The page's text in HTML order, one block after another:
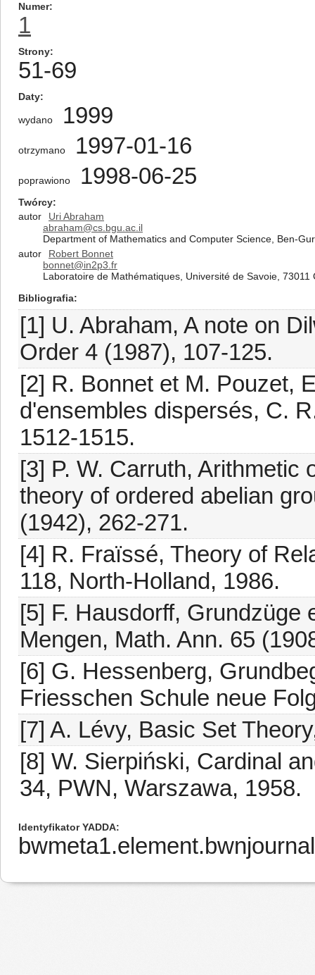
Numer
1
Strony
51-69
Daty
wydano 1999
otrzymano 1997-01-16
poprawiono 1998-06-25
Twórcy
autor
Uri Abraham
abraham@cs.bgu.ac.il
Department of Mathematics and Computer Science, Ben-
autor
Robert Bonnet
bonnet@in2p3.fr
Laboratoire de Mathématiques, Université de Savoie, 73011
Bibliografia
[1] U. Abraham, A note on
Order 4 (1987), 107-125.
[2] R. Bonnet et M. Pouzet,
d'ensembles dispersés, C.
1512-1515.
[3] P. W. Carruth, Arithmetic
theory of ordered abelian
(1942), 262-271.
[4] R. Fraïssé, Theory of
118, North-Holland, 1986.
[5] F. Hausdorff, Grundzüge
Mengen, Math. Ann. 65
[6] G. Hessenberg,
Friesschen Schule neue
[7] A. Lévy, Basic Set
[8] W. Sierpiński, Cardinal
34, PWN, Warszawa, 1958.
Identyfikator YADDA